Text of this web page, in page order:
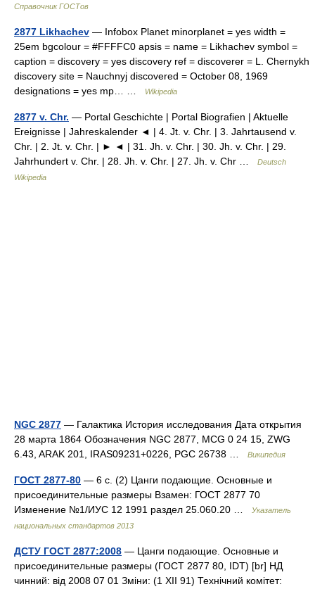
Справочник ГОСТов
2877 Likhachev — Infobox Planet minorplanet = yes width =
25em bgcolour = #FFFFC0 apsis = name = Likhachev symbol =
caption = discovery = yes discovery ref = discoverer = L. Chernykh
discovery site = Nauchnyj discovered = October 08, 1969
designations = yes mp… …
Wikipedia
2877 v. Chr. — Portal Geschichte | Portal Biografien | Aktuelle
Ereignisse | Jahreskalender ◄ | 4. Jt. v. Chr. | 3. Jahrtausend v.
Chr. | 2. Jt. v. Chr. | ► ◄ | 31. Jh. v. Chr. | 30. Jh. v. Chr. | 29.
Jahrhundert v. Chr. | 28. Jh. v. Chr. | 27. Jh. v. Chr …
Deutsch
Wikipedia
NGC 2877 — Галактика История исследования Дата открытия
28 марта 1864 Обозначения NGC 2877, MCG 0 24 15, ZWG
6.43, ARAK 201, IRAS09231+0226, PGC 26738 …
Википедия
ГОСТ 2877-80 — 6 с. (2) Цанги подающие. Основные и
присоединительные размеры Взамен: ГОСТ 2877 70
Изменение №1/ИУС 12 1991 раздел 25.060.20 …
Указатель
национальных стандартов 2013
ДСТУ ГОСТ 2877:2008 — Цанги подающие. Основные и
присоединительные размеры (ГОСТ 2877 80, IDT) [br] НД
чинний: від 2008 07 01 Зміни: (1 XII 91) Технічний комітет: